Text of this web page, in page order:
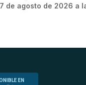
7 de agosto de 2026 a
EN